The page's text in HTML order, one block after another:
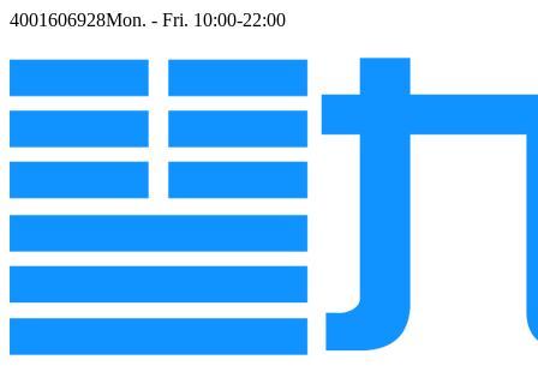
4001606928Mon. - Fri. 10:00-22:00